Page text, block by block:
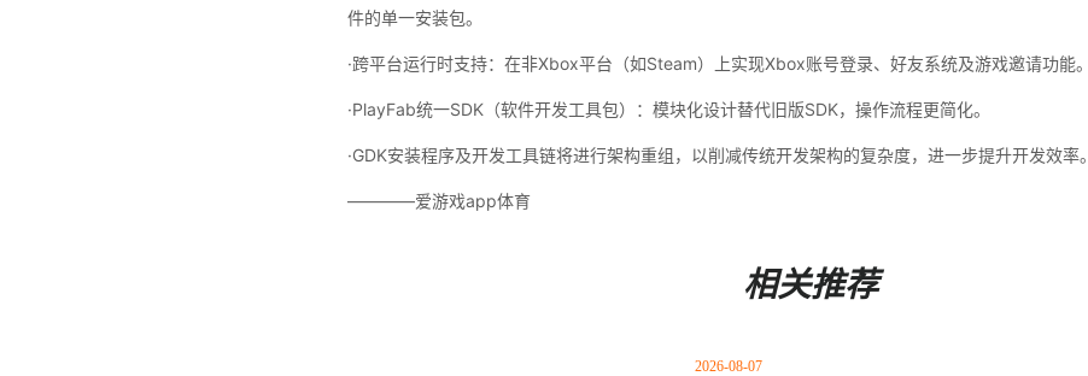
件的单一安装包。
·跨平台运行时支持：在非Xbox平台（如Steam）上实现Xbox账号登录、好友系统及游戏邀请功能。
·PlayFab统一SDK（软件开发工具包）：模块化设计替代旧版SDK，操作流程更简化。
·GDK安装程序及开发工具链将进行架构重组，以削减传统开发架构的复杂度，进一步提升开发效率。
————爱游戏app体育
相关推荐
2026-08-07